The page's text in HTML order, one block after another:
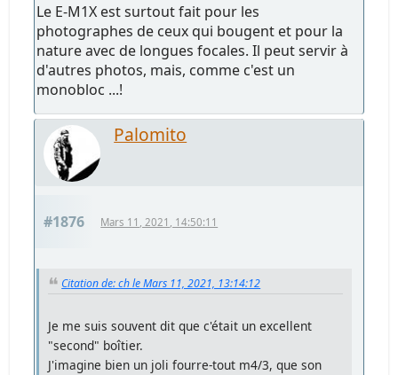
Le E-M1X est surtout fait pour les
photographes de ceux qui bougent et pour la
nature avec de longues focales. Il peut servir à
d'autres photos, mais, comme c'est un
monobloc ...!
Palomito
#1876 Mars 11, 2021, 14:50:11
Citation de: ch le Mars 11, 2021, 13:14:12
Je me suis souvent dit que c'était un excellent
"second" boîtier.
J'imagine bien un joli fourre-tout m4/3, que son